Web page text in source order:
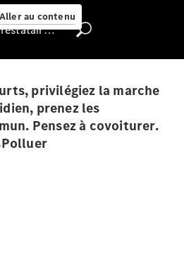
Aller au contenu
Prestataire / Protection des données
privilégiez la marche
prenez les
Pensez à covoiturer.